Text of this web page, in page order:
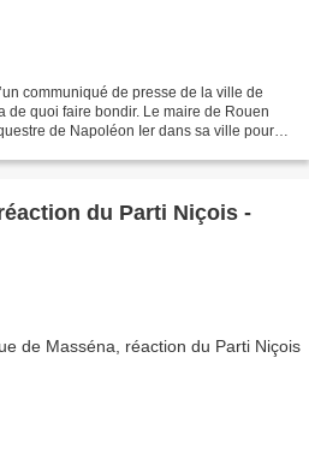
communiqué de presse de la ville de
de quoi faire bondir. Le maire de Rouen
de Napoléon Ier dans sa ville pour la
du Parti Niçois -